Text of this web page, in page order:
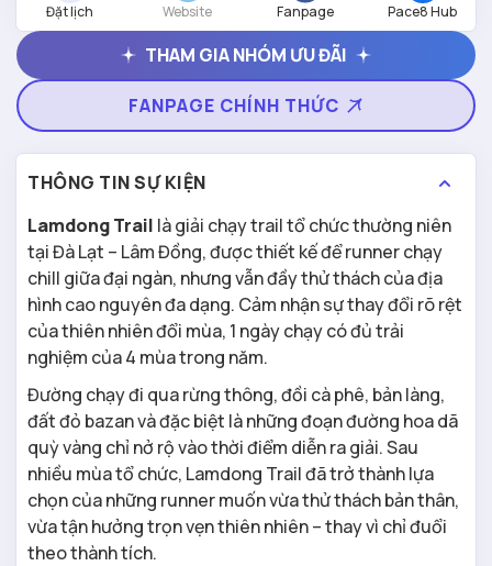
THÔNG TIN SỰ KIỆN
Lamdong Trail là giải chạy trail tổ chức thường niên
tại Đà Lạt – Lâm Đồng, được thiết kế để runner chạy
chill giữa đại ngàn, nhưng vẫn đầy thử thách của địa
hình cao nguyên đa dạng. Cảm nhận sự thay đổi rõ rệt
của thiên nhiên đổi mùa, 1 ngày chạy có đủ trải
nghiệm của 4 mùa trong năm.
Đường chạy đi qua rừng thông, đồi cà phê, bản làng,
đất đỏ bazan và đặc biệt là những đoạn đường hoa dã
quỳ vàng chỉ nở rộ vào thời điểm diễn ra giải. Sau
nhiều mùa tổ chức, Lamdong Trail đã trở thành lựa
chọn của những runner muốn vừa thử thách bản thân,
vừa tận hưởng trọn vẹn thiên nhiên – thay vì chỉ đuổi
theo thành tích.
Đặt lịch Website Fanpage Pace8 Hub
THAM GIA NHÓM ƯU ĐÃI
FANPAGE CHÍNH THỨC